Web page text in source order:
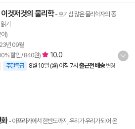
것저것의 물리학- 호기심 많은 물리학자의 종
기
)
년 09월
할인 / 840원) 10.0
주말특급 8월 10일 (월) 아침 7시 출근전 배송 변경
- 아프리카에서 한반도까지, 우리가 우리가 되어 온